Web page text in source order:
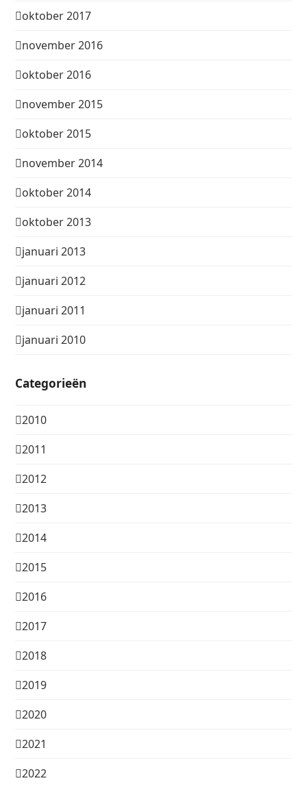
oktober 2017
november 2016
oktober 2016
november 2015
oktober 2015
november 2014
oktober 2014
oktober 2013
januari 2013
januari 2012
januari 2011
januari 2010
Categorieën
2010
2011
2012
2013
2014
2015
2016
2017
2018
2019
2020
2021
2022